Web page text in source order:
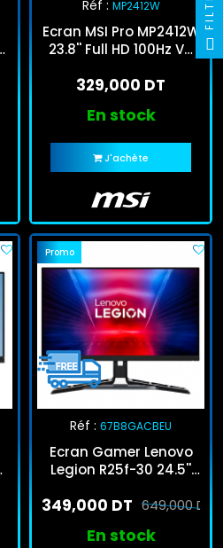
Réf : MP2412W
Ecran MSI Pro MP2412W
23.8'' Full HD 100Hz VA
329,000 DT
En stock
J'achète
Promo
Réf : 67B8GACBEU
Ecran Gamer Lenovo
Legion R25f-30 24.5''
649,000 DT
349,000 DT
En stock